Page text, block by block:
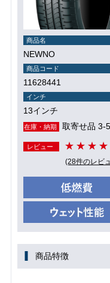
商品名
NEWNO
商品コード
11628441
インチ
13インチ
在庫・納期 取寄せ品 3-
レビュー
(28件のレビ
商品特徴